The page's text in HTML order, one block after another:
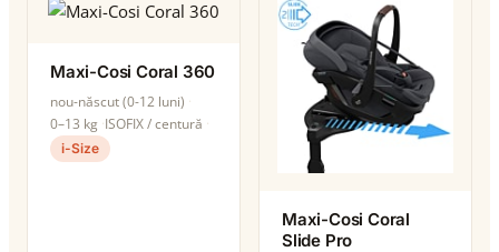
Maxi-Cosi Coral 360
nou-născut (0-12 luni)
0–13 kg ISOFIX / centură
i-Size
Maxi-Cosi Coral
Slide Pro